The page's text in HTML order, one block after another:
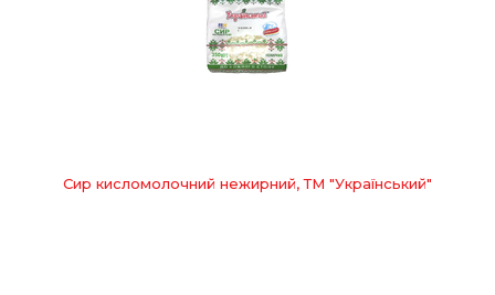
Сир кисломолочний нежирний, ТМ "Український"